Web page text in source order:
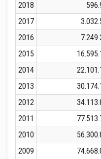
2018
2017
2016
2015
2014
2013
2012
2011
2010
2009